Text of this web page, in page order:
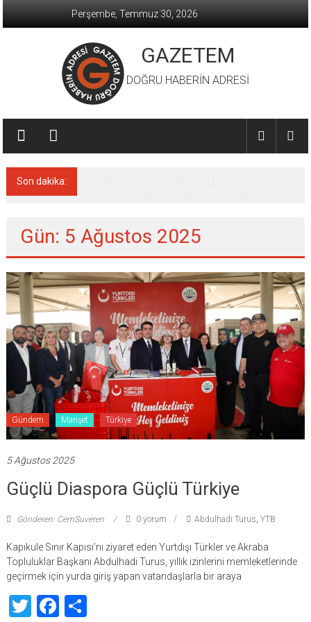
Perşembe, Temmuz 30, 2026
GAZETEM
DOĞRU HABERİN ADRESİ
Son dakika:
Gün: 5 Ağustos 2025
Gündem Manşet Türkiye
5 Ağustos 2025
Güçlü Diaspora Güçlü Türkiye
Gönderen: CemSuveren 0 yorum Abdulhadi Turus, YTB
Kapıkule Sınır Kapısı’nı ziyaret eden Yurtdışı Türkler ve Akraba
Topluluklar Başkanı Abdulhadi Turus, yıllık izinlerini memleketlerinde
geçirmek için yurda giriş yapan vatandaşlarla bir araya
TwitterFacebook
Share